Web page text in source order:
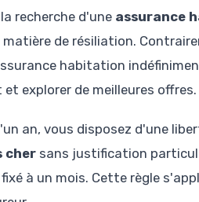
recherche d'une assurance
de résiliation.
habitation
explorer de meilleures offres.
an, vous disposez d'une
cher sans justification
à un mois. Cette règle